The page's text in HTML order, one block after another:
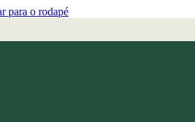
para o rodapé